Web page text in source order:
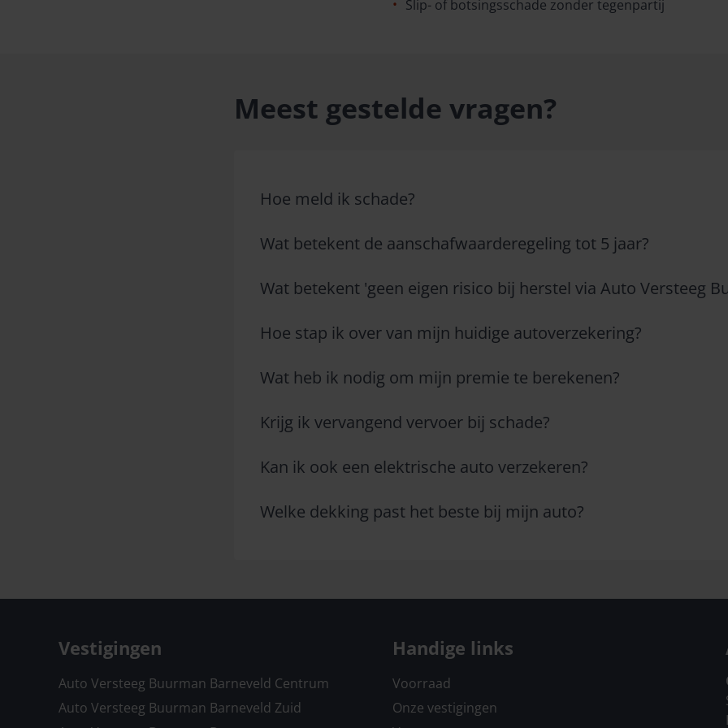
Slip- of botsingsschade zonder tegenpartij
Meest gestelde vragen?
Hoe meld ik schade?
Wat betekent de aanschafwaarderegeling tot 5 jaar?
Wat betekent 'geen eigen risico bij herstel via Auto Versteeg
Hoe stap ik over van mijn huidige autoverzekering?
Wat heb ik nodig om mijn premie te berekenen?
Krijg ik vervangend vervoer bij schade?
Kan ik ook een elektrische auto verzekeren?
Welke dekking past het beste bij mijn auto?
Vestigingen
Auto Versteeg Buurman Barneveld Centrum
Auto Versteeg Buurman Barneveld Zuid
Handige links
Voorraad
Onze vestigingen